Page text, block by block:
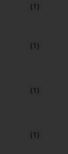
(1)
(1)
(1)
(1)